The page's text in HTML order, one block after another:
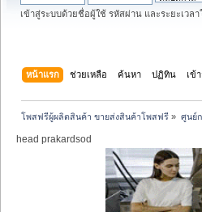
เข้าสู่ระบบด้วยชื่อผู้ใช้ รหัสผ่าน และระยะเวล
หน้าแรก ช่วยเหลือ ค้นหา ปฏิทิน เข้
โพสฟรีผู้ผลิตสินค้า ขายส่งสินค้าโพสฟรี » ศูนย์
head prakardsod